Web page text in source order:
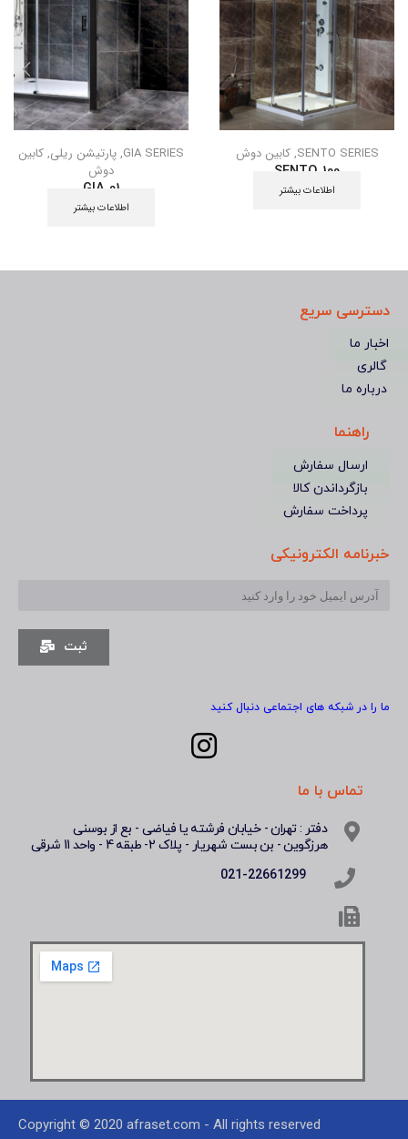
SENTO SERIES
,کابین دوش
SENTO 100
اطلاعات بیشتر
GIA SERIES
,پارتیشن ریلی,کابین
دوش
GIA 01
اطلاعات بیشتر
دسترسی سریع
اخبار ما
گالری
درباره ما
راهنما
ارسال سفارش
بازگرداندن کالا
پرداخت سفارش
خبرنامه الکترونیکی
ثبت
ما را در شبکه های اجتماعی دنبال کنید
تماس با ما
دفتر : تهران - خیابان فرشته یا فیاضی - بع از بوسنی
هرزگوین - بن بست شهریار - پلاک 2- طبقه 4 - واحد 11 شرقی
021-22661299
Copyright © 2020 afraset.com - All rights reserved